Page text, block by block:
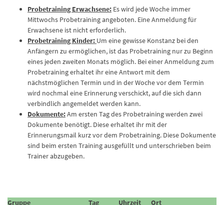
Probetraining Erwachsene: Es wird jede Woche immer
Mittwochs Probetraining angeboten. Eine Anmeldung für
Erwachsene ist nicht erforderlich.
Probetraining Kinder: Um eine gewisse Konstanz bei den
Anfängern zu ermöglichen, ist das Probetraining nur zu Beginn
eines jeden zweiten Monats möglich. Bei einer Anmeldung zum
Probetraining erhaltet ihr eine Antwort mit dem
nächstmöglichen Termin und in der Woche vor dem Termin
wird nochmal eine Erinnerung verschickt, auf die sich dann
verbindlich angemeldet werden kann.
Dokumente:Am ersten Tag des Probetraining werden zwei
Dokumente benötigt. Diese erhaltet ihr mit der
Erinnerungsmail kurz vor dem Probetraining. Diese Dokumente
sind beim ersten Training ausgefüllt und unterschrieben beim
Trainer abzugeben.
Gruppe Tag Uhrzeit Ort